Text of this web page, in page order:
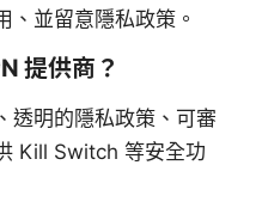
、並留意隱私政策。
提供商？
透明的隱私政策、可審
Kill Switch 等安全功